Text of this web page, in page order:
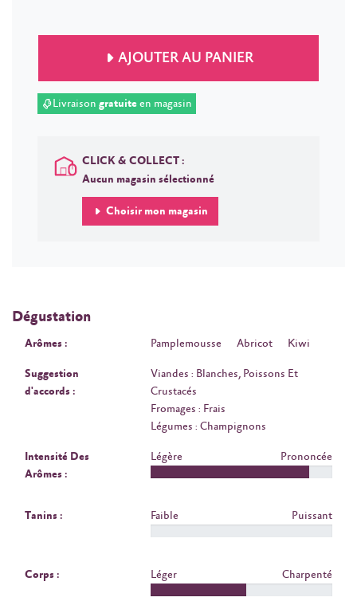
AJOUTER AU PANIER
Livraison gratuiteen magasin
CLICK & COLLECT :
Aucun magasin sélectionné
Choisir mon magasin
Dégustation
Arômes : Pamplemousse Abricot Kiwi
Suggestion
d'accords :
Viandes : Blanches, Poissons Et
Crustacés
Fromages : Frais
Légumes : Champignons
Intensité Des
Arômes :
Légère Prononcée
Tanins : Faible Puissant
Corps : Léger Charpenté